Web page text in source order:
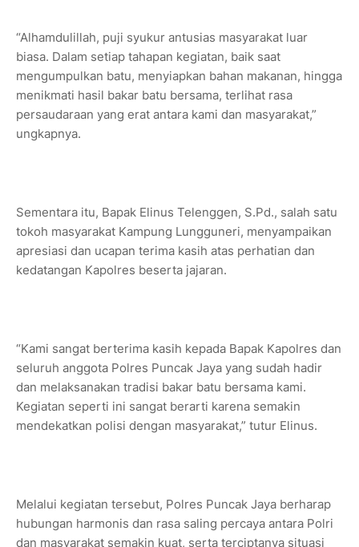
“Alhamdulillah, puji syukur antusias masyarakat luar
biasa. Dalam setiap tahapan kegiatan, baik saat
mengumpulkan batu, menyiapkan bahan makanan, hingga
menikmati hasil bakar batu bersama, terlihat rasa
persaudaraan yang erat antara kami dan masyarakat,”
ungkapnya.
Sementara itu, Bapak Elinus Telenggen, S.Pd., salah satu
tokoh masyarakat Kampung Lungguneri, menyampaikan
apresiasi dan ucapan terima kasih atas perhatian dan
kedatangan Kapolres beserta jajaran.
“Kami sangat berterima kasih kepada Bapak Kapolres dan
seluruh anggota Polres Puncak Jaya yang sudah hadir
dan melaksanakan tradisi bakar batu bersama kami.
Kegiatan seperti ini sangat berarti karena semakin
mendekatkan polisi dengan masyarakat,” tutur Elinus.
Melalui kegiatan tersebut, Polres Puncak Jaya berharap
hubungan harmonis dan rasa saling percaya antara Polri
dan masyarakat semakin kuat, serta terciptanya situasi